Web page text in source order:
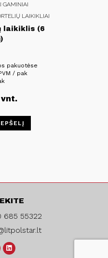
GAMINIAI
LAIKIKLIAI
laikiklis (6
pakuotėse
/ pak
vnt.
685 55322